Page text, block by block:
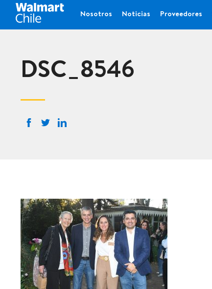
Nosotros Noticias Proveedores
DSC_8546